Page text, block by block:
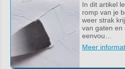
In dit artikel
romp van je
weer strak
van gaten en
eenvou…
Meer